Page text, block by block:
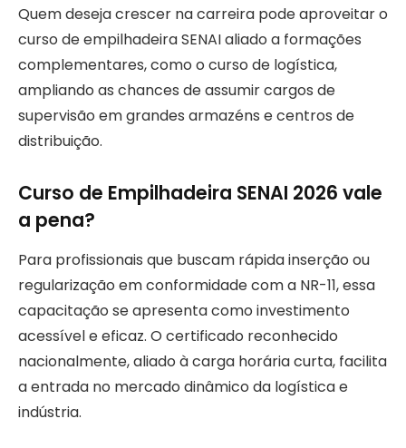
Quem deseja crescer na carreira pode aproveitar o
curso de empilhadeira SENAI aliado a formações
complementares, como o curso de logística,
ampliando as chances de assumir cargos de
supervisão em grandes armazéns e centros de
distribuição.
Curso de Empilhadeira SENAI 2026 vale
a pena?
Para profissionais que buscam rápida inserção ou
regularização em conformidade com a NR-11, essa
capacitação se apresenta como investimento
acessível e eficaz. O certificado reconhecido
nacionalmente, aliado à carga horária curta, facilita
a entrada no mercado dinâmico da logística e
indústria.